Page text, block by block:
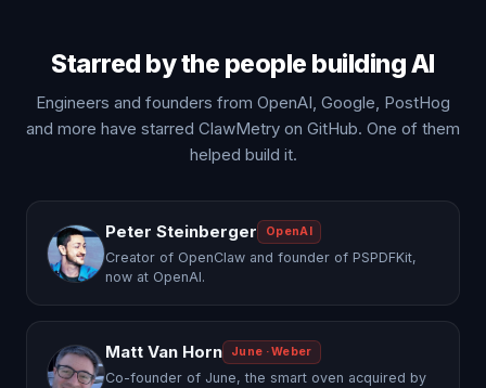
Starred by the people building AI
Engineers and founders from OpenAI, Google, PostHog
and more have starred ClawMetry on GitHub. One of them
helped build it.
Peter Steinberger OpenAI
Creator of OpenClaw and founder of PSPDFKit,
now at OpenAI.
Matt Van Horn June · Weber
Co-founder of June, the smart oven acquired by